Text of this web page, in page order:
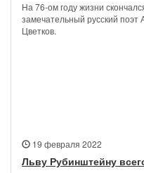
На 76-ом году жизни
замечательный русский поэт
Цветков.
19 февраля 2022
Льву Рубинштейну